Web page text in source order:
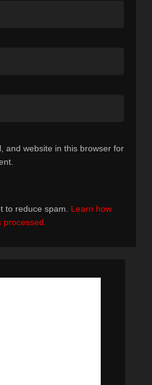
and website in this browser for
to reduce spam. Learn how